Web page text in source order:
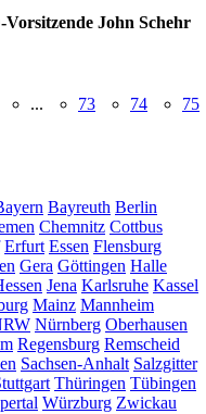
John Schehr
... 73 74 75
Bayreuth Berlin
Chemnitz Cottbus
Erfurt Essen Flensburg
Gera Göttingen Halle
Jena Karlsruhe Kassel
Mainz Mannheim
Nürnberg Oberhausen
Regensburg Remscheid
Sachsen-Anhalt Salzgitter
Thüringen Tübingen
Würzburg Zwickau